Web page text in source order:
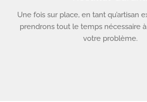
Une fois sur place, en tant qu’artisan
prendrons tout le temps nécessaire
votre problème.